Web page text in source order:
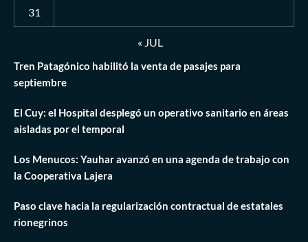
31
« JUL
Tren Patagónico habilitó la venta de pasajes para
septiembre
El Cuy: el Hospital desplegó un operativo sanitario en áreas
aisladas por el temporal
Los Menucos: Yauhar avanzó en una agenda de trabajo con
la Cooperativa Lajera
Paso clave hacia la regularización contractual de estatales
rionegrinos